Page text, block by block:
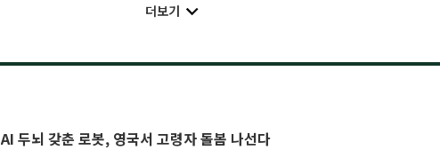
더보기
AI 두뇌 갖춘 로봇, 영국서 고령자 돌봄 나선다